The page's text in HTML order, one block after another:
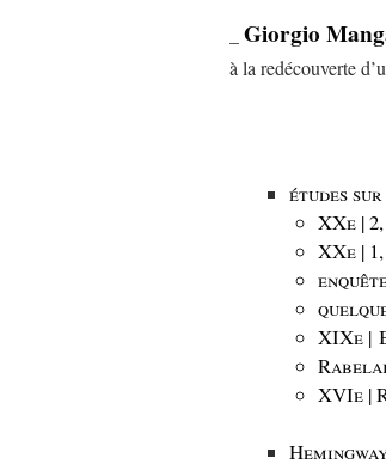
Giorgio
à la redécouverte
études
XXe |
XXe |
XIXe |
XVIe |